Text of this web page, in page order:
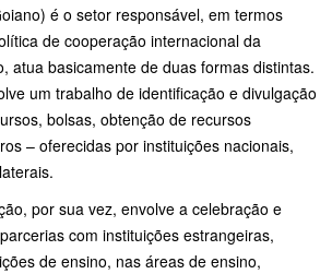
é o setor responsável, em termos
de cooperação internacional da
atua basicamente de duas formas distintas.
um trabalho de identificação e divulgação
bolsas, obtenção de recursos
– oferecidas por instituições nacionais,
por sua vez, envolve a celebração e
com instituições estrangeiras,
de ensino, nas áreas de ensino,